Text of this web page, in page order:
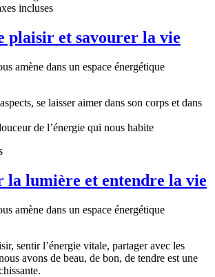
incluses
plaisir et savourer la vie
amène dans un espace énergétique
se laisser aimer dans son corps et dans
de l’énergie qui nous habite
la lumière et entendre la vie
amène dans un espace énergétique
sentir l’énergie vitale, partager avec les
avons de beau, de bon, de tendre est une